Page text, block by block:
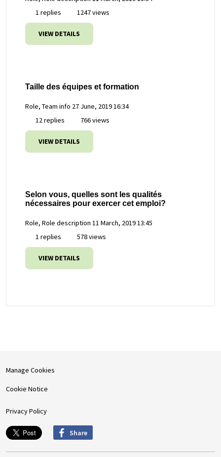
1 replies
1247 views
VIEW DETAILS
Taille des équipes et formation
Role, Team info 27 June, 2019 16:34
12 replies
766 views
VIEW DETAILS
Selon vous, quelles sont les qualités
nécessaires pour exercer cet emploi?
Role, Role description 11 March, 2019 13:45
1 replies
578 views
VIEW DETAILS
Manage Cookies
Cookie Notice
Privacy Policy
Share